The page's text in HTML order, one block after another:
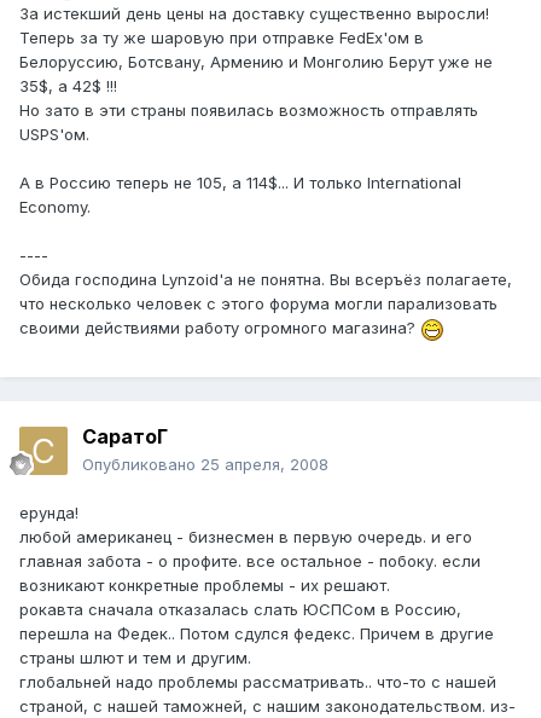
За истекший день цены на доставку существенно выросли!
Теперь за ту же шаровую при отправке FedEx'ом в
Белоруссию, Ботсвану, Армению и Монголию Берут уже не
35$, а 42$ !!!
Но зато в эти страны появилась возможность отправлять
USPS'ом.
А в Россию теперь не 105, а 114$... И только International
Economy.
----
Обида господина Lynzoid'а не понятна. Вы всеръёз полагаете,
что несколько человек с этого форума могли парализовать
своими действиями работу огромного магазина?
СаратоГ
Опубликовано 25 апреля, 2008
ерунда!
любой американец - бизнесмен в первую очередь. и его
главная забота - о профите. все остальное - побоку. если
возникают конкретные проблемы - их решают.
рокавта сначала отказалась слать ЮСПСом в Россию,
перешла на Федек.. Потом сдулся федекс. Причем в другие
страны шлют и тем и другим.
глобальней надо проблемы рассматривать.. что-то с нашей
страной, с нашей таможней, с нашим законодательством. из-